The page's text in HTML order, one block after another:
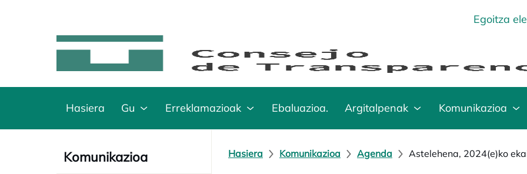
Egoitza
Hasiera Gu Erreklamazioak Ebaluazioa. Argitalpenak Komunikazioa
Komunikazioa Hasiera Komunikazioa Agenda Astelehena, 2024(e)ko